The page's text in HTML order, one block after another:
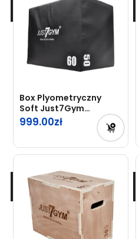
Box Plyometryczny
Soft Just7Gym
Professional
999.00